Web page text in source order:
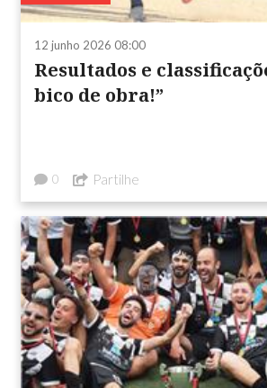
12 junho 2026 08:00
Resultados e
bico de obra!”
0 Partilhe